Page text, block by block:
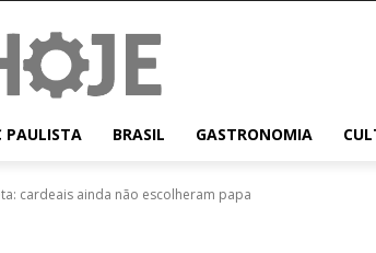
PAULISTA BRASIL GASTRONOMIA
cardeais ainda não escolheram papa